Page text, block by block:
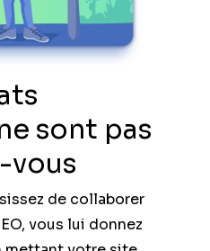
sont pas
vous
de collaborer
vous lui donnez